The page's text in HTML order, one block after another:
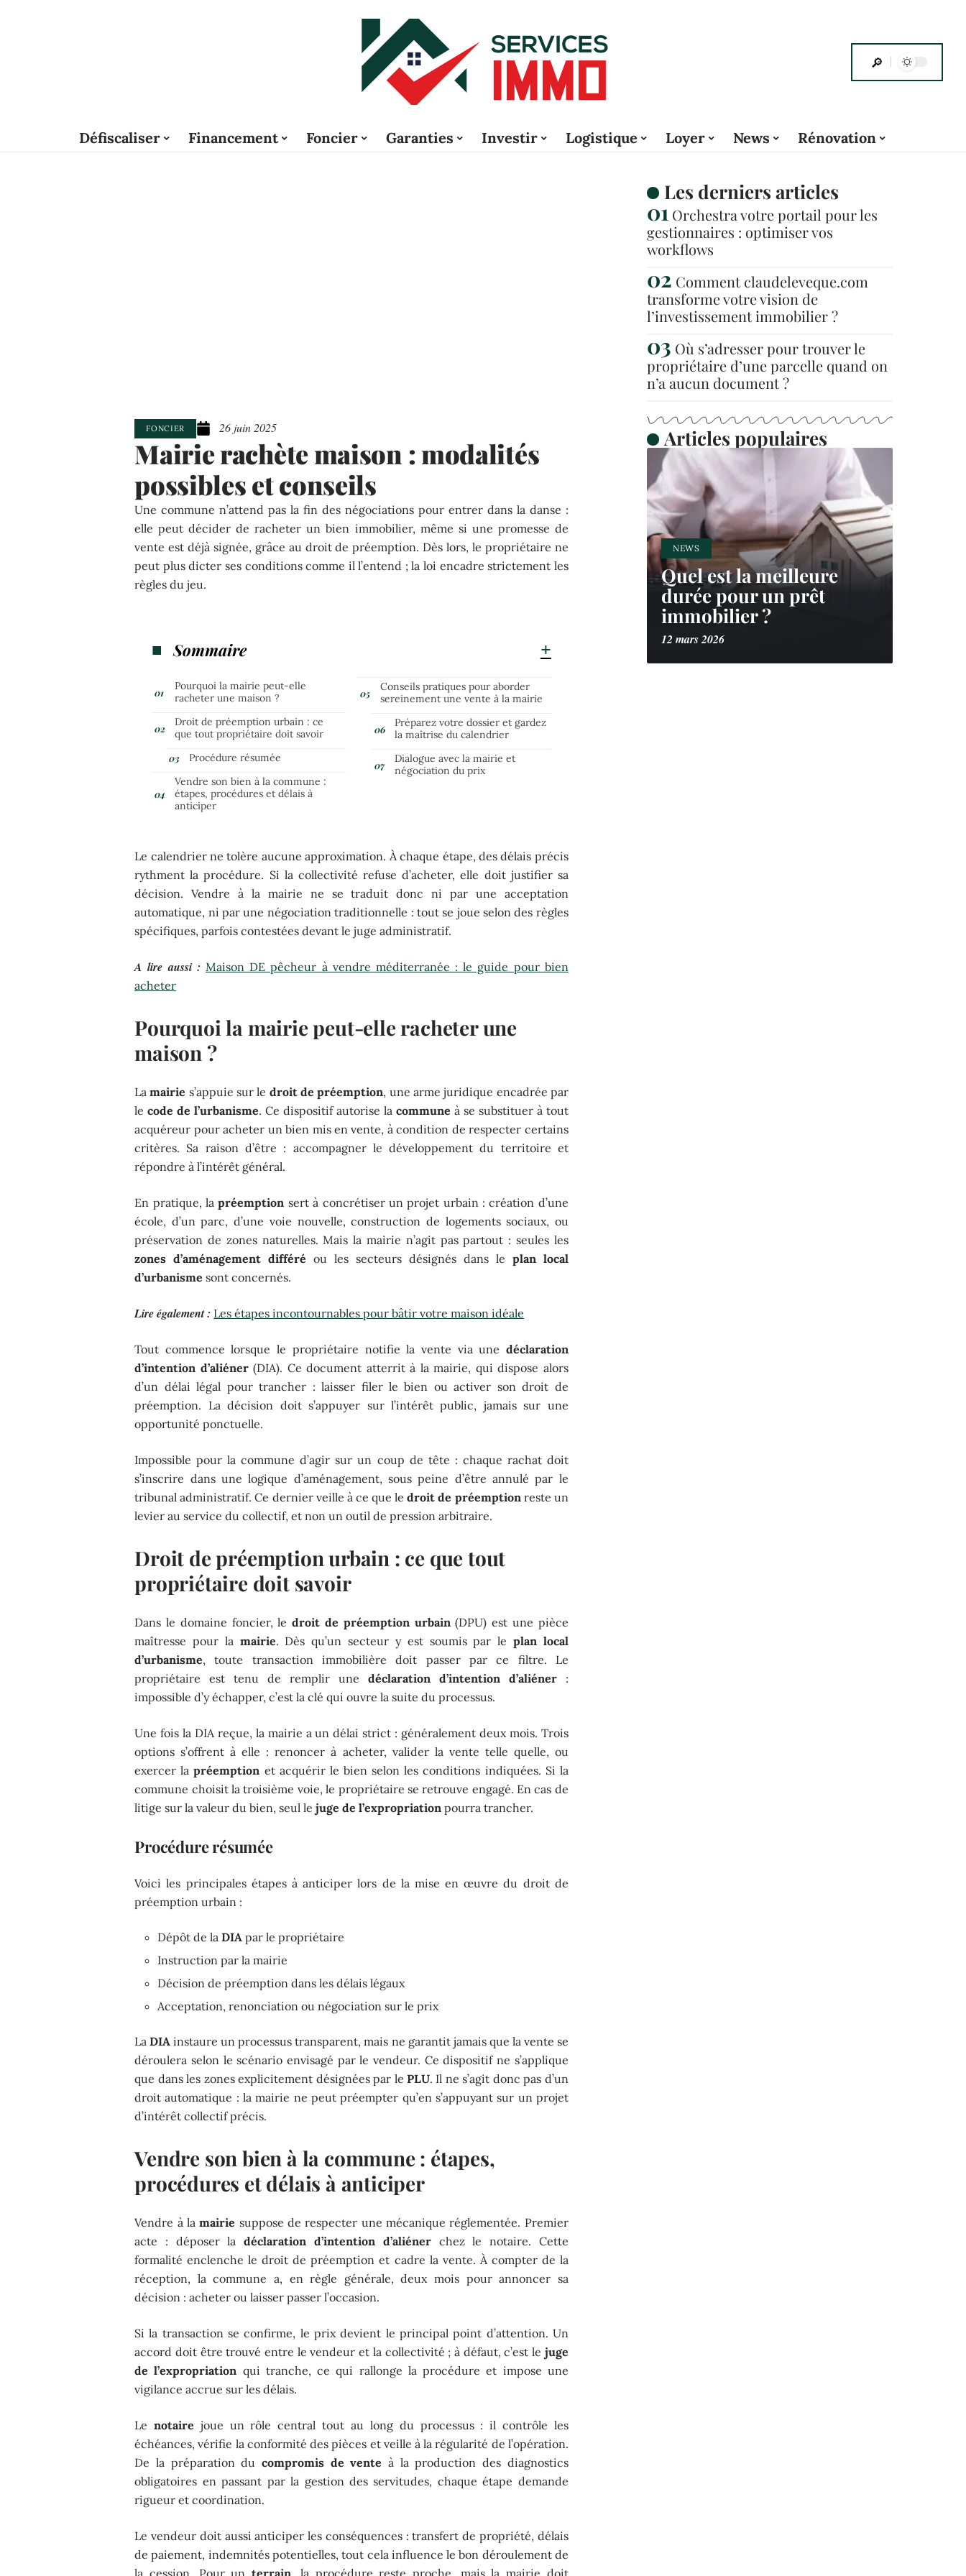
Défiscaliser Financement Foncier Garanties Investir Logistique Loyer News Rénovation
FONCIER 26 juin 2025
Mairie rachète maison : modalités
possibles et conseils
Une commune n’attend pas la fin des négociations pour entrer dans la danse :
elle peut décider de racheter un bien immobilier, même si une promesse de
vente est déjà signée, grâce au droit de préemption. Dès lors, le propriétaire ne
peut plus dicter ses conditions comme il l’entend ; la loi encadre strictement les
règles du jeu.
Sommaire
Pourquoi la mairie peut-elle
racheter une maison ?
Droit de préemption urbain : ce
que tout propriétaire doit savoir
Procédure résumée
Vendre son bien à la commune :
étapes, procédures et délais à
anticiper
Conseils pratiques pour aborder
sereinement une vente à la mairie
Préparez votre dossier et gardez
la maîtrise du calendrier
Dialogue avec la mairie et
négociation du prix
Le calendrier ne tolère aucune approximation. À chaque étape, des délais précis
rythment la procédure. Si la collectivité refuse d’acheter, elle doit justifier sa
décision. Vendre à la mairie ne se traduit donc ni par une acceptation
automatique, ni par une négociation traditionnelle : tout se joue selon des règles
spécifiques, parfois contestées devant le juge administratif.
A lire aussi : Maison DE pêcheur à vendre méditerranée : le guide pour bien
acheter
Pourquoi la mairie peut-elle racheter une
maison ?
Lamairie s’appuie sur le droit de préemption, une arme juridique encadrée par
lecode de l’urbanisme. Ce dispositif autorise la commune à se substituer à tout
acquéreur pour acheter un bien mis en vente, à condition de respecter certains
critères. Sa raison d’être : accompagner le développement du territoire et
répondre à l’intérêt général.
En pratique, lapréemption sert à concrétiser un projet urbain : création d’une
école, d’un parc, d’une voie nouvelle, construction de logements sociaux, ou
préservation de zones naturelles. Mais la mairie n’agit pas partout : seules les
zones d’aménagement différé ou les secteurs désignés dans le plan local
d’urbanisme sont concernés.
Lire également : Les étapes incontournables pour bâtir votre maison idéale
Tout commence lorsque le propriétaire notifie la vente via une déclaration
d’intention d’aliéner(DIA). Ce document atterrit à la mairie, qui dispose alors
d’un délai légal pour trancher : laisser filer le bien ou activer son droit de
préemption. La décision doit s’appuyer sur l’intérêt public, jamais sur une
opportunité ponctuelle.
Impossible pour la commune d’agir sur un coup de tête : chaque rachat doit
s’inscrire dans une logique d’aménagement, sous peine d’être annulé par le
tribunal administratif. Ce dernier veille à ce que ledroit de préemptionreste un
levier au service du collectif, et non un outil de pression arbitraire.
Droit de préemption urbain : ce que tout
propriétaire doit savoir
Dans le domaine foncier, ledroit de préemption urbain(DPU) est une pièce
maîtresse pour la mairie. Dès qu’un secteur y est soumis par leplan local
d’urbanisme, toute transaction immobilière doit passer par ce filtre. Le
propriétaire est tenu de remplir une déclaration d’intention d’aliéner:
impossible d’y échapper, c’est la clé qui ouvre la suite du processus.
Une fois la DIA reçue, la mairie a un délai strict : généralement deux mois. Trois
options s’offrent à elle : renoncer à acheter, valider la vente telle quelle, ou
exercer lapréemption et acquérir le bien selon les conditions indiquées. Si la
commune choisit la troisième voie, le propriétaire se retrouve engagé. En cas de
litige sur la valeur du bien, seul lejuge de l’expropriation pourra trancher.
Procédure résumée
Voici les principales étapes à anticiper lors de la mise en œuvre du droit de
préemption urbain :
Dépôt de laDIA par le propriétaire
Instruction par la mairie
Décision de préemption dans les délais légaux
Acceptation, renonciation ou négociation sur le prix
LaDIA instaure un processus transparent, mais ne garantit jamais que la vente se
déroulera selon le scénario envisagé par le vendeur. Ce dispositif ne s’applique
que dans les zones explicitement désignées par le PLU. Il ne s’agit donc pas d’un
droit automatique : la mairie ne peut préempter qu’en s’appuyant sur un projet
d’intérêt collectif précis.
Vendre son bien à la commune : étapes,
procédures et délais à anticiper
Vendre à lamairie suppose de respecter une mécanique réglementée. Premier
acte : déposer ladéclaration d’intention d’aliénerchez le notaire. Cette
formalité enclenche le droit de préemption et cadre la vente. À compter de la
réception, la commune a, en règle générale, deux mois pour annoncer sa
décision : acheter ou laisser passer l’occasion.
Si la transaction se confirme, le prix devient le principal point d’attention. Un
accord doit être trouvé entre le vendeur et la collectivité ; à défaut, c’est le juge
de l’expropriation qui tranche, ce qui rallonge la procédure et impose une
vigilance accrue sur les délais.
Le notaire joue un rôle central tout au long du processus : il contrôle les
échéances, vérifie la conformité des pièces et veille à la régularité de l’opération.
De la préparation du compromis de vente à la production des diagnostics
obligatoires en passant par la gestion des servitudes, chaque étape demande
rigueur et coordination.
Le vendeur doit aussi anticiper les conséquences : transfert de propriété, délais
de paiement, indemnités potentielles, tout cela influence le bon déroulement de
la cession. Pour unterrain , la procédure reste proche, mais la mairie doit
Les derniers articles
Orchestra votre portail pour les
gestionnaires : optimiser vos
workflows
Comment claudeleveque.com
transforme votre vision de
l’investissement immobilier ?
Où s’adresser pour trouver le
propriétaire d’une parcelle quand on
n’a aucun document ?
Articles populaires
NEWS
Quel est la meilleure
durée pour un prêt
immobilier ?
12 mars 2026